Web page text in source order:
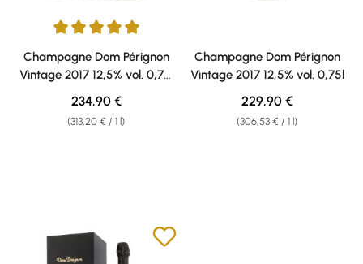
Average rating of 5 out of 5 stars
Champagne Dom Pérignon
Vintage 2017 12,5% vol. 0,75l
confezione regalo
(313,20 € / 1 l)
Regular price:
234,90 €
Champagne Dom Pérignon
Vintage 2017 12,5% vol. 0,75l
(306,53 € / 1 l)
Regular price:
229,90 €